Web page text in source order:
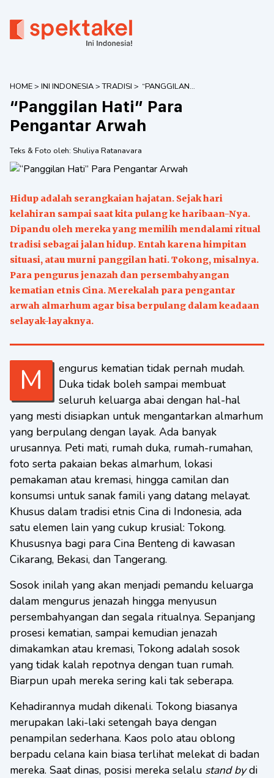
HOME> INI INDONESIA>TRADISI > “PANGGILAN
PENGANTAR
ARWAH
“Panggilan Hati” Para
Pengantar Arwah
Teks & Foto oleh: Shuliya Ratanavara
Hidup adalah serangkaian hajatan. Sejak hari
kelahiran sampai saat kita pulang ke haribaan-Nya.
Dipandu oleh mereka yang memilih mendalami ritual
tradisi sebagai jalan hidup. Entah karena himpitan
situasi, atau murni panggilan hati. Tokong, misalnya.
Para pengurus jenazah dan persembahyangan
kematian etnis Cina. Merekalah para pengantar
arwah almarhum agar bisa berpulang dalam keadaan
selayak-layaknya.
Mengurus kematian tidak pernah mudah.
Duka tidak boleh sampai membuat
seluruh keluarga abai dengan hal-hal
yang mesti disiapkan untuk mengantarkan almarhum
yang berpulang dengan layak. Ada banyak
urusannya. Peti mati, rumah duka, rumah-rumahan,
foto serta pakaian bekas almarhum, lokasi
pemakaman atau kremasi, hingga camilan dan
konsumsi untuk sanak famili yang datang melayat.
Khusus dalam tradisi etnis Cina di Indonesia, ada
satu elemen lain yang cukup krusial: Tokong.
Khususnya bagi para Cina Benteng di kawasan
Cikarang, Bekasi, dan Tangerang.
Sosok inilah yang akan menjadi pemandu keluarga
dalam mengurus jenazah hingga menyusun
persembahyangan dan segala ritualnya. Sepanjang
prosesi kematian, sampai kemudian jenazah
dimakamkan atau kremasi, Tokong adalah sosok
yang tidak kalah repotnya dengan tuan rumah.
Biarpun upah mereka sering kali tak seberapa.
Kehadirannya mudah dikenali. Tokong biasanya
merupakan laki-laki setengah baya dengan
penampilan sederhana. Kaos polo atau oblong
berpadu celana kain biasa terlihat melekat di badan
mereka. Saat dinas, posisi mereka selalu stand bydi